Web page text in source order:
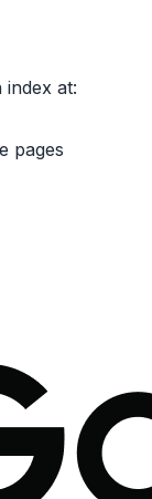
index at:
pages